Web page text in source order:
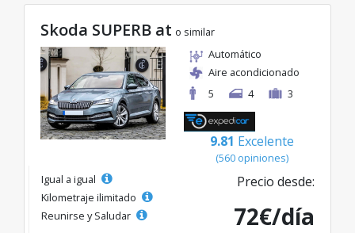
Skoda SUPERB at o similar
Automático
Aire acondicionado
5
4 3
9.81 Excelente
(560 opiniones)
Igual a igual
Kilometraje ilimitado
Reunirse y Saludar
Precio desde:
72€/día